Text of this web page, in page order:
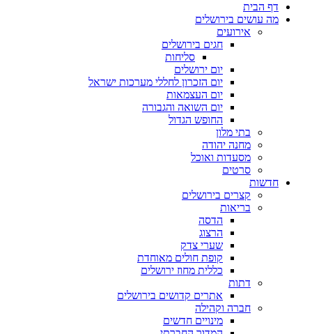
דף הבית
מה עושים בירושלים
אירועים
חגים בירושלים
סליחות
יום ירושלים
יום הזכרון לחללי מערכות ישראל
יום העצמאות
יום השואה והגבורה
החופש הגדול
בתי מלון
מחנה יהודה
מסעדות ואוכל
סרטים
חדשות
קצרים בירושלים
בריאות
הדסה
הרצוג
שערי צדק
קופת חולים מאוחדת
כללית מחוז ירושלים
דתות
אתרים קדושים בירושלים
חברה וקהילה
מינויים חדשים